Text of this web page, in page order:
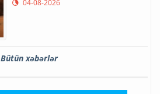
04-08-2026
Bütün xəbərlər